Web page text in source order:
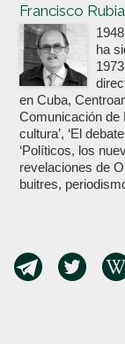
Francisco
ha
en Cuba,
Comunicación de
cultura’, ‘El
‘Políticos, los
revelaciones de
buitres,